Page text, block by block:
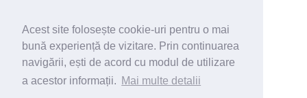
Acest site folosește cookie-uri pentru o mai
bună experiență de vizitare. Prin continuarea
navigării, ești de acord cu modul de utilizare
a acestor informații. Mai multe detalii